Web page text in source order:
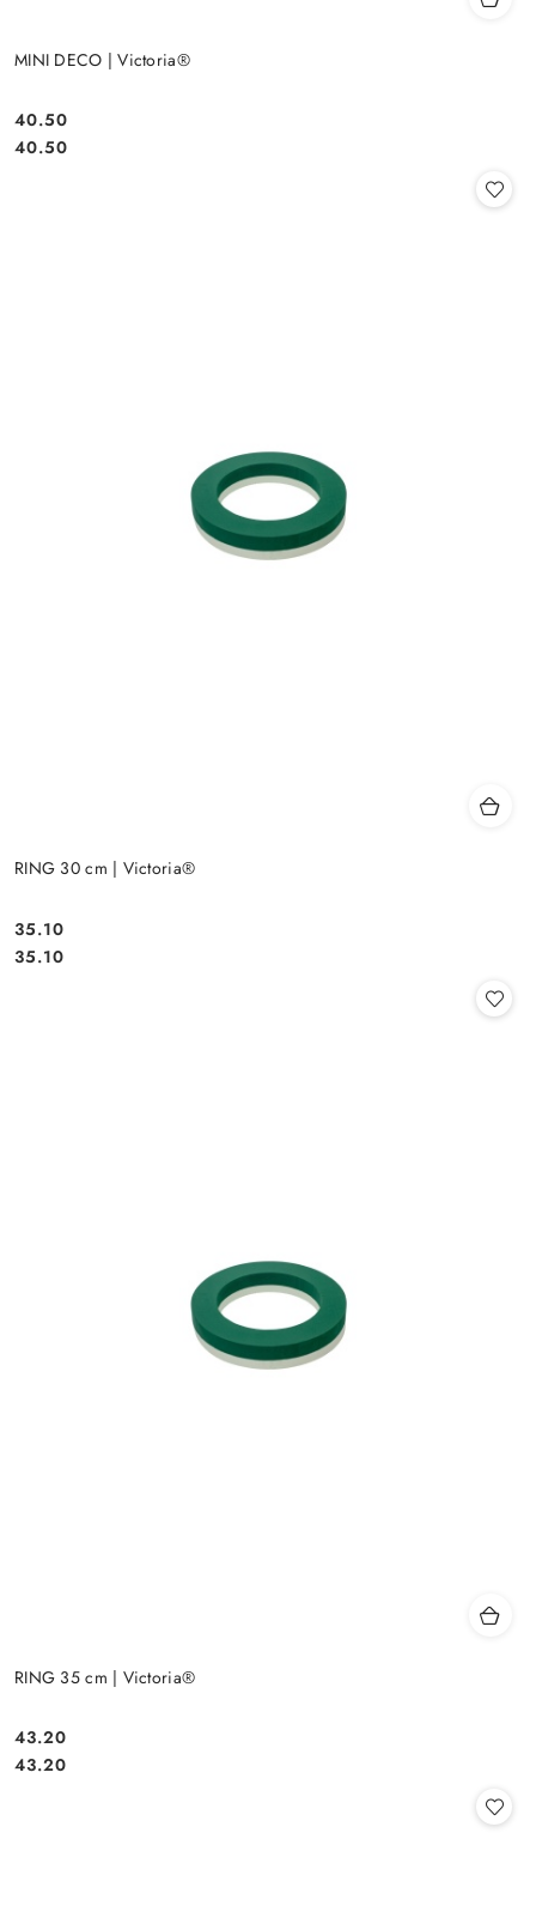
MINI DECO | Victoria®
Cena:
40.50
Cena:
40.50
RING 30 cm | Victoria®
Cena:
35.10
Cena:
35.10
RING 35 cm | Victoria®
Cena:
43.20
Cena:
43.20